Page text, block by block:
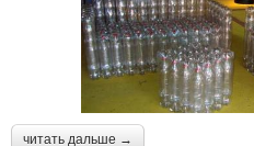
читать дальше →